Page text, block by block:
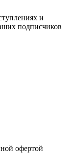
и
подписчиков
офертой